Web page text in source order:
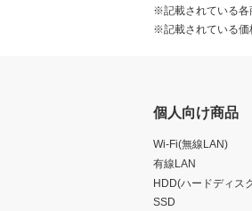
※記載されている各
※記載されている価
個人向け商品
Wi-Fi(無線LAN)
有線LAN
HDD(ハードディス
SSD